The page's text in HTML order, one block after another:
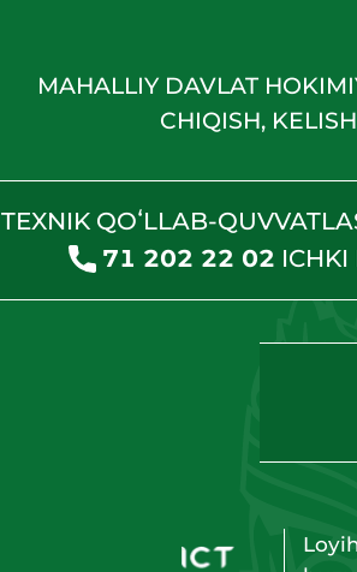
MAHALLIY DAVLAT
CHIQISH,
TEXNIK QOʻLLAB-
71 202 22 02 ICHKI